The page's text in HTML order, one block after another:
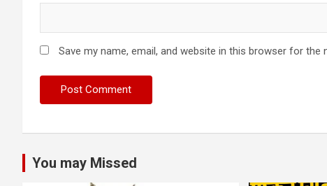
Save my name, email, and website in this browser for the
You may Missed